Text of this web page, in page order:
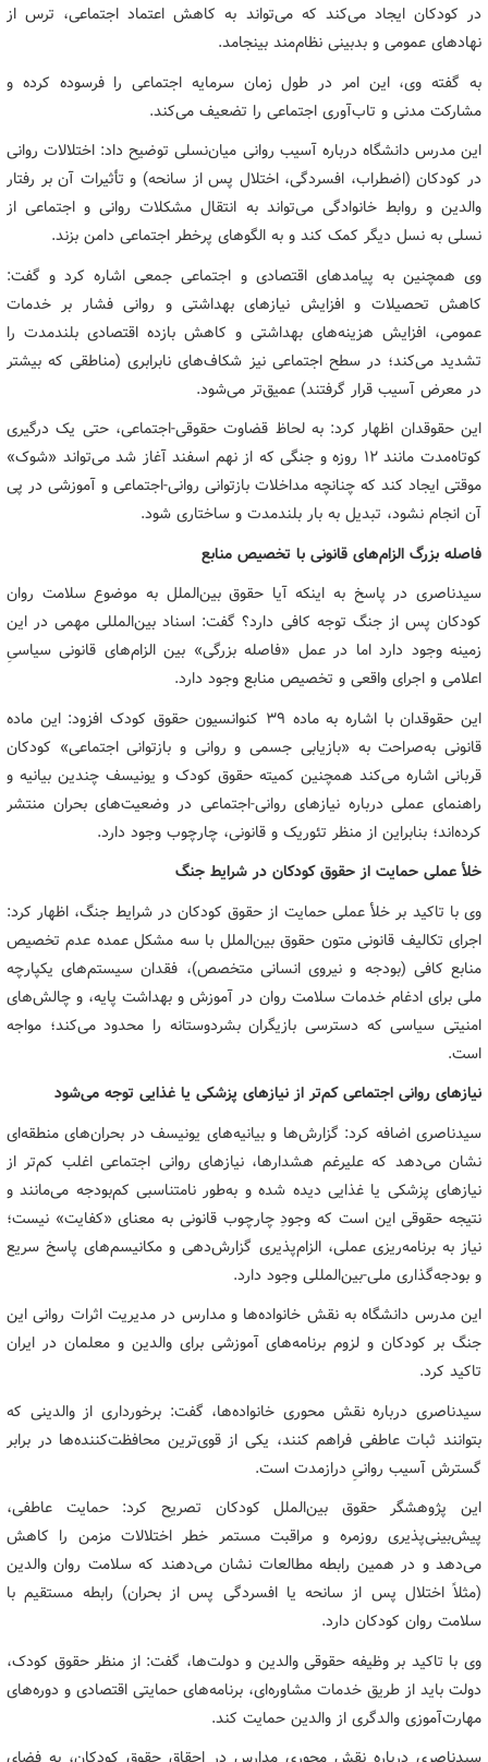
در کودکان ایجاد می‌کند که می‌تواند به کاهش اعتماد اجتماعی، ترس از
نهادهای عمومی و بدبینی نظام‌مند بینجامد.
به گفته وی، این امر در طول زمان سرمایه اجتماعی را فرسوده کرده و
مشارکت مدنی و تاب‌آوری اجتماعی را تضعیف می‌کند.
این مدرس دانشگاه درباره آسیب روانی میان‌نسلی توضیح داد: اختلالات روانی
در کودکان (اضطراب، افسردگی، اختلال پس از سانحه) و تأثیرات آن بر رفتار
والدین و روابط خانوادگی می‌تواند به انتقال مشکلات روانی و اجتماعی از
نسلی به نسل دیگر کمک کند و به الگوهای پرخطر اجتماعی دامن بزند.
وی همچنین به پیامدهای اقتصادی و اجتماعی جمعی اشاره کرد و گفت:
کاهش تحصیلات و افزایش نیازهای بهداشتی و روانی فشار بر خدمات
عمومی، افزایش هزینه‌های بهداشتی و کاهش بازده اقتصادی بلندمدت را
تشدید می‌کند؛ در سطح اجتماعی نیز شکاف‌های نابرابری (مناطقی که بیشتر
در معرض آسیب قرار گرفتند) عمیق‌تر می‌شود.
این حقوقدان اظهار کرد: به لحاظ قضاوت حقوقی-اجتماعی، حتی یک درگیری
کوتاه‌مدت مانند ۱۲ روزه و جنگی که از نهم اسفند آغاز شد می‌تواند «شوک»
موقتی ایجاد کند که چنانچه مداخلات بازتوانی روانی-اجتماعی و آموزشی در پی
آن انجام نشود، تبدیل به بار بلندمدت و ساختاری شود.
فاصله بزرگ الزام‌های قانونی با تخصیص منابع
سیدناصری در پاسخ به اینکه آیا حقوق بین‌الملل به موضوع سلامت روان
کودکان پس از جنگ توجه کافی دارد؟ گفت: اسناد بین‌المللی مهمی در این
زمینه وجود دارد اما در عمل «فاصله بزرگی» بین الزام‌های قانونی سیاسیِ
اعلامی و اجرای واقعی و تخصیص منابع وجود دارد.
این حقوقدان با اشاره به ماده ۳۹ کنوانسیون حقوق کودک افزود: این ماده
قانونی به‌صراحت به «بازیابی جسمی و روانی و بازتوانی اجتماعی» کودکان
قربانی اشاره می‌کند همچنین کمیته حقوق کودک و یونیسف چندین بیانیه و
راهنمای عملی درباره نیازهای روانی-اجتماعی در وضعیت‌های بحران منتشر
کرده‌اند؛ بنابراین از منظر تئوریک و قانونی، چارچوب وجود دارد.
خلأ عملی حمایت از حقوق کودکان در شرایط جنگ
وی با تاکید بر خلأ عملی حمایت از حقوق کودکان در شرایط جنگ، اظهار کرد:
اجرای تکالیف قانونی متون حقوق بین‌الملل با سه مشکل عمده عدم تخصیص
منابع کافی (بودجه و نیروی انسانی متخصص)، فقدان سیستم‌های یکپارچه
ملی برای ادغام خدمات سلامت روان در آموزش و بهداشت پایه، و چالش‌های
امنیتی سیاسی که دسترسی بازیگران بشردوستانه را محدود می‌کند؛ مواجه
است.
نیازهای روانی اجتماعی کم‌تر از نیازهای پزشکی یا غذایی توجه می‌شود
سیدناصری اضافه کرد: گزارش‌ها و بیانیه‌های یونیسف در بحران‌های منطقه‌ای
نشان می‌دهد که علیرغم هشدارها، نیازهای روانی اجتماعی اغلب کم‌تر از
نیازهای پزشکی یا غذایی دیده شده و به‌طور نامتناسبی کم‌بودجه می‌مانند و
نتیجه حقوقی این است که وجودِ چارچوب قانونی به معنای «کفایت» نیست؛
نیاز به برنامه‌ریزی عملی، الزام‌پذیری گزارش‌دهی و مکانیسم‌های پاسخ سریع
و بودجه‌گذاری ملی-بین‌المللی وجود دارد.
این مدرس دانشگاه به نقش خانواده‌ها و مدارس در مدیریت اثرات روانی این
جنگ بر کودکان و لزوم برنامه‌های آموزشی برای والدین و معلمان در ایران
تاکید کرد.
سیدناصری درباره نقش محوری خانواده‌ها، گفت: برخورداری از والدینی که
بتوانند ثبات عاطفی فراهم کنند، یکی از قوی‌ترین محافظت‌کننده‌ها در برابر
گسترش آسیب روانیِ درازمدت است.
این پژوهشگر حقوق بین‌الملل کودکان تصریح کرد: حمایت عاطفی،
پیش‌بینی‌پذیری روزمره و مراقبت مستمر خطر اختلالات مزمن را کاهش
می‌دهد و در همین رابطه مطالعات نشان می‌دهند که سلامت روان والدین
(مثلاً اختلال پس از سانحه یا افسردگی پس از بحران) رابطه مستقیم با
سلامت روان کودکان دارد.
وی با تاکید بر وظیفه حقوقی والدین و دولت‌ها، گفت: از منظر حقوق کودک،
دولت باید از طریق خدمات مشاوره‌ای، برنامه‌های حمایتی اقتصادی و دوره‌های
مهارت‌آموزی والدگری از والدین حمایت کند.